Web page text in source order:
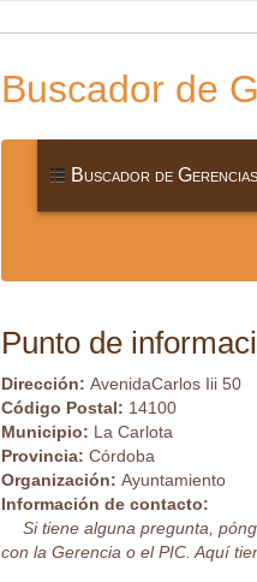
Buscador de
Buscador de
Punto de
Dirección: AvenidaCarlos Iii 50
Código Postal: 14100
Municipio: La Carlota
Provincia: Córdoba
Organización: Ayuntamiento
Información de contacto:
Si tiene alguna pregunta,
con la Gerencia o el PIC. Aquí